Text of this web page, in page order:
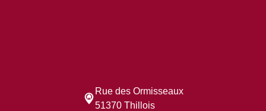
Rue des Ormisseaux
51370 Thillois